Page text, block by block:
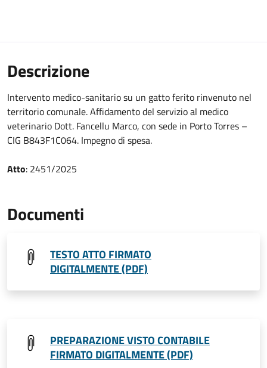
Descrizione
Intervento medico-sanitario su un gatto ferito rinvenuto nel
territorio comunale. Affidamento del servizio al medico
veterinario Dott. Fancellu Marco, con sede in Porto Torres –
CIG B843F1C064. Impegno di spesa.
Atto: 2451/2025
Documenti
TESTO ATTO FIRMATO
DIGITALMENTE (PDF)
PREPARAZIONE VISTO CONTABILE
FIRMATO DIGITALMENTE (PDF)